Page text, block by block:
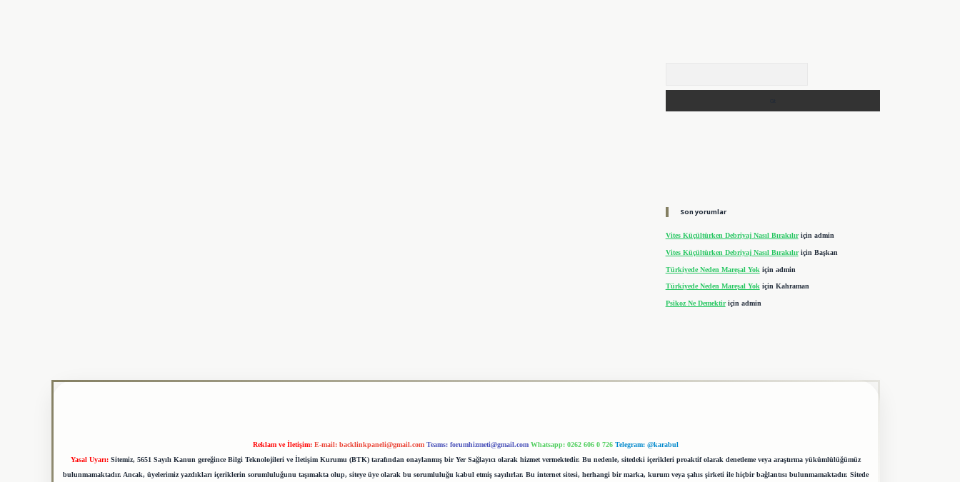
Son yorumlar
Vites Küçültürken Debriyaj Nasıl Bırakılıriçin admin
Vites Küçültürken Debriyaj Nasıl Bırakılıriçin Başkan
Türkiyede Neden Mareşal Yok için admin
Türkiyede Neden Mareşal Yok için Kahraman
Psikoz Ne Demektiriçin admin
Reklam ve İletişim: E-mail: backlinkpaneli@gmail.com Teams: forumhizmeti@gmail.com Whatsapp: 0262 606 0 726 Telegram: @karabul
Yasal Uyarı: Sitemiz, 5651 Sayılı Kanun gereğince Bilgi Teknolojileri ve İletişim Kurumu (BTK) tarafından onaylanmış bir Yer Sağlayıcı olarak hizmet vermektedir. Bu nedenle, sitedeki içerikleri proaktif olarak denetleme veya araştırma yükümlülüğümüz
bulunmamaktadır. Ancak, üyelerimiz yazdıkları içeriklerin sorumluluğunu taşımakta olup, siteye üye olarak bu sorumluluğu kabul etmiş sayılırlar. Bu internet sitesi, herhangi bir marka, kurum veya şahıs şirketi ile hiçbir bağlantısı bulunmamaktadır. Sitede